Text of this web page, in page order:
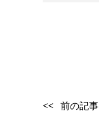
<< 前の記事